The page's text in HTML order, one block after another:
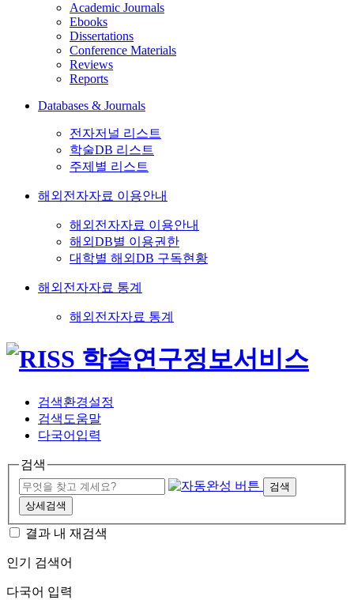
Academic Journals
Ebooks
Dissertations
Conference Materials
Reviews
Reports
Databases & Journals
전자저널 리스트
학술DB 리스트
주제별 리스트
해외전자자료 이용안내
해외전자자료 이용안내
해외DB별 이용권한
대학별 해외DB 구독현황
해외전자자료 통계
해외전자자료 통계
검색환경설정
검색도움말
다국어입력
검색
검색
상세검색
결과 내 재검색
인기 검색어
다국어 입력